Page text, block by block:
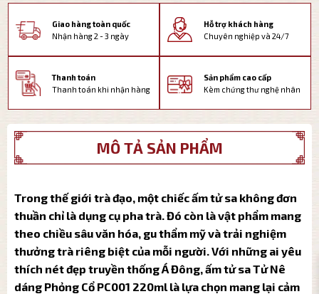
Giao hàng toàn quốc
Nhận hàng 2 - 3 ngày
Hỗ trợ khách hàng
Chuyên nghiệp và 24/7
Thanh toán
Thanh toán khi nhận hàng
Sản phẩm cao cấp
Kèm chứng thư nghệ nhân
MÔ TẢ SẢN PHẨM
Trong thế giới trà đạo, một chiếc ấm tử sa không đơn
thuần chỉ là dụng cụ pha trà. Đó còn là vật phẩm mang
theo chiều sâu văn hóa, gu thẩm mỹ và trải nghiệm
thưởng trà riêng biệt của mỗi người. Với những ai yêu
thích nét đẹp truyền thống Á Đông, ấm tử sa Tử Nê
dáng Phỏng Cổ PC001 220ml là lựa chọn mang lại cảm